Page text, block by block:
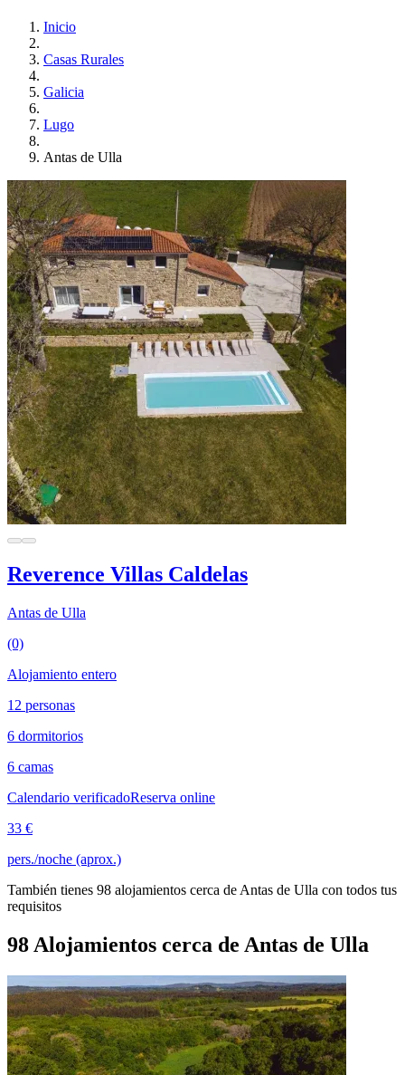
Inicio
Casas Rurales
Galicia
Lugo
Antas de Ulla
Reverence Villas Caldelas
Antas de Ulla
(0)
Alojamiento entero
12 personas
6 dormitorios
6 camas
Calendario verificadoReserva online
33 €
pers./noche (aprox.)
También tienes 98 alojamientos cerca de Antas de Ulla con todos tus
requisitos
98 Alojamientos cerca de Antas de Ulla